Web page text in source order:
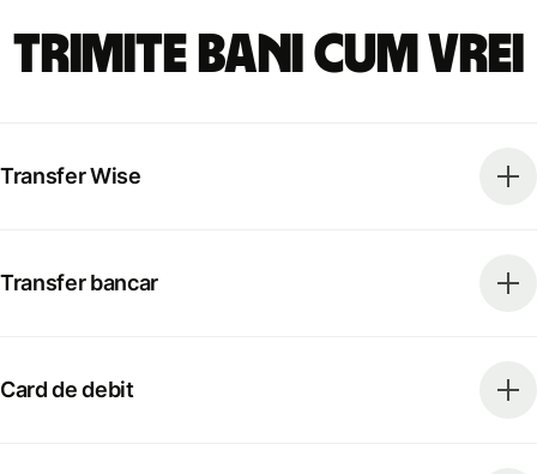
Trimite bani cum vrei
Transfer Wise
Transfer bancar
Card de debit